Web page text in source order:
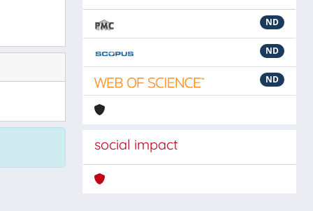
ND
ND
ND
social impact